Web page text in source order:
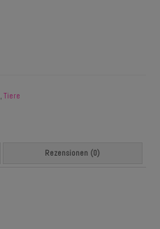
, Tiere
Rezensionen (0)